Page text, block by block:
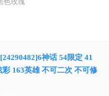
色玫瑰
神话 54限定 41
163英雄 不可二次 不可修